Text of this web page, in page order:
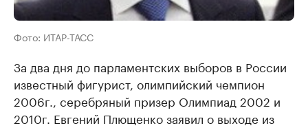
Фото: ИТАР-ТАСС
За два дня до парламентских выборов в России
известный фигурист, олимпийский чемпион
2006г., серебряный призер Олимпиад 2002 и
2010г. Евгений Плющенко заявил о выходе из